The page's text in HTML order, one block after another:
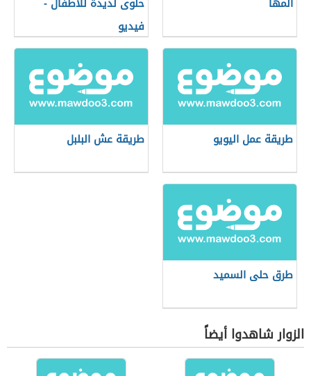
فيديو
طريقة عمل اليويو طريقة عش البلبل
طرق حلى السميد
الزوار شاهدوا أيضاً